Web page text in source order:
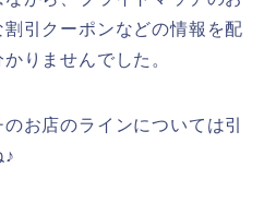
引クーポンなどの情報を配
りませんでした。
お店のラインについては引
♪